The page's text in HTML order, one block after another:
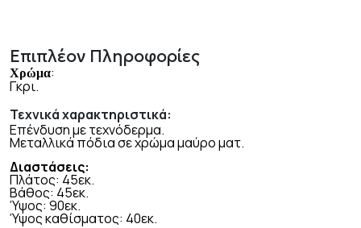
Επιπλέον Πληροφορίες
Χρώμα:
Γκρι.
Τεχνικά χαρακτηριστικά:
Επένδυση με τεχνόδερμα.
Μεταλλικά πόδια σε χρώμα μαύρο ματ.
Διαστάσεις:
Πλάτος: 45εκ.
Βάθος: 45εκ.
Ύψος: 90εκ.
Ύψος καθίσματος: 40εκ.